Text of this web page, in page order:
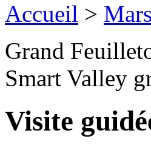
Accueil >
Grand
Smart Valley
Visite